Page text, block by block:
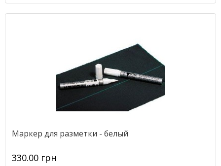
Маркер для разметки - белый
330.00 грн